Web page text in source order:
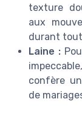
texture
aux
durant
Laine :
confère
de